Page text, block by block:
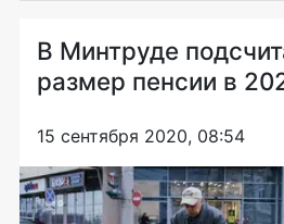
В Минтруде
размер пенсии в
15 сентября 2020, 08:54